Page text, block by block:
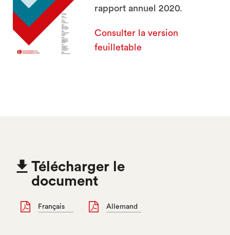
rapport annuel 2020.
Consulter la version
feuilletable
 Télécharger le
document
Français Allemand